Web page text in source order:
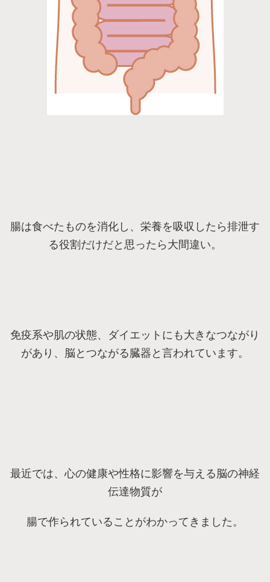
腸は食べたものを消化し、栄養を吸収したら排泄す
る役割だけだと思ったら大間違い。
免疫系や肌の状態、ダイエットにも大きなつながり
があり、脳とつながる臓器と言われています。
最近では、心の健康や性格に影響を与える脳の神経
伝達物質が
腸で作られていることがわかってきました。